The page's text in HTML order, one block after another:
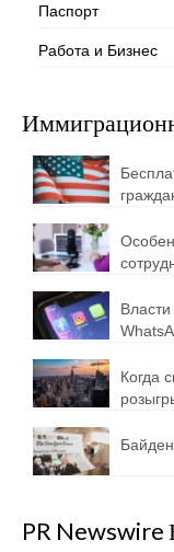
Паспорт
Работа и Бизнес
Когда
PR Newswire